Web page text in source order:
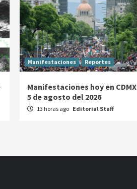
Manifestaciones Reportes
Manifestaciones hoy en CDMX
5 de agosto del 2026
13 horas ago Editorial Staff